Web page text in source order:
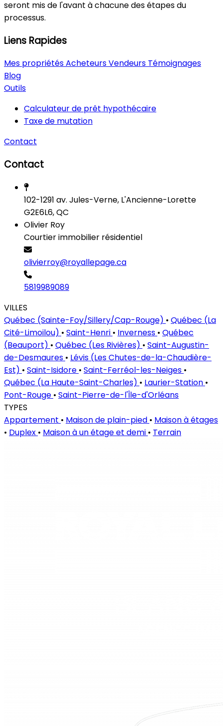
seront mis de l'avant à chacune des étapes du
processus.
Liens Rapides
Mes propriétésAcheteursVendeurs Témoignages
Blog
Outils
Calculateur de prêt hypothécaire
Taxe de mutation
Contact
Contact
102-1291 av. Jules-Verne, L'Ancienne-Lorette
G2E6L6, QC
Olivier Roy
Courtier immobilier résidentiel
olivierroy@royallepage.ca
5819989089
VILLES
Québec (Sainte-Foy/Sillery/Cap-Rouge) • Québec (La
Cité-Limoilou) • Saint-Henri • Inverness • Québec
(Beauport) • Québec (Les Rivières) • Saint-Augustin-
de-Desmaures • Lévis (Les Chutes-de-la-Chaudière-
Est) • Saint-Isidore • Saint-Ferréol-les-Neiges •
Québec (La Haute-Saint-Charles) • Laurier-Station •
Pont-Rouge • Saint-Pierre-de-l'Île-d'Orléans
TYPES
Appartement • Maison de plain-pied • Maison à étages
• Duplex • Maison à un étage et demi • Terrain